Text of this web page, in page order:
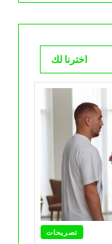
اخترنا لك
تصريحات